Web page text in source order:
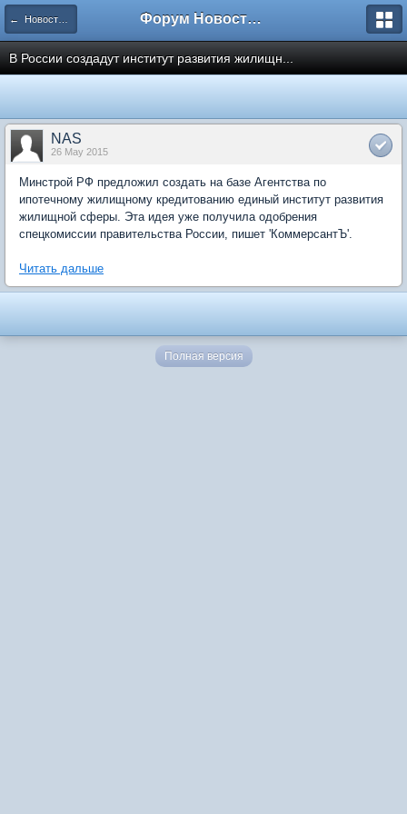
← Новости рынка недвижимости Форум Новостройки
В России создадут институт развития жилищн...
NAS
26 May 2015
Минстрой РФ предложил создать на базе Агентства по
ипотечному жилищному кредитованию единый институт развития
жилищной сферы. Эта идея уже получила одобрения
спецкомиссии правительства России, пишет 'КоммерсантЪ'.
Читать дальше
Полная версия